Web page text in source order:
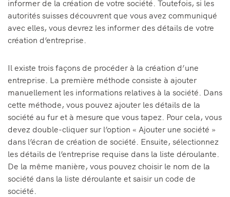
informer de la création de votre société. Toutefois, si les
autorités suisses découvrent que vous avez communiqué
avec elles, vous devrez les informer des détails de votre
création d’entreprise.
Il existe trois façons de procéder à la création d’une
entreprise. La première méthode consiste à ajouter
manuellement les informations relatives à la société. Dans
cette méthode, vous pouvez ajouter les détails de la
société au fur et à mesure que vous tapez. Pour cela, vous
devez double-cliquer sur l’option « Ajouter une société »
dans l’écran de création de société. Ensuite, sélectionnez
les détails de l’entreprise requise dans la liste déroulante.
De la même manière, vous pouvez choisir le nom de la
société dans la liste déroulante et saisir un code de
société.